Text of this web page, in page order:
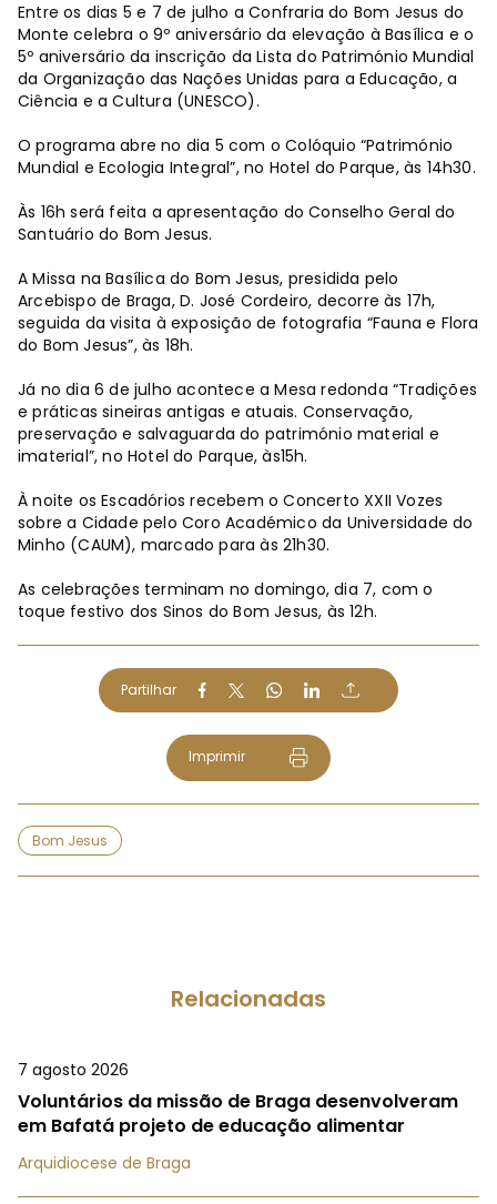
Entre os dias 5 e 7 de julho a Confraria do Bom Jesus do
Monte celebra o 9º aniversário da elevação à Basílica e o
5º aniversário da inscrição da Lista do Património Mundial
da Organização das Nações Unidas para a Educação, a
Ciência e a Cultura (UNESCO).
O programa abre no dia 5 com o Colóquio “Património
Mundial e Ecologia Integral”, no Hotel do Parque, às 14h30.
Às 16h será feita a apresentação do Conselho Geral do
Santuário do Bom Jesus.
A Missa na Basílica do Bom Jesus, presidida pelo
Arcebispo de Braga, D. José Cordeiro, decorre às 17h,
seguida da visita à exposição de fotografia “Fauna e Flora
do Bom Jesus”, às 18h.
Já no dia 6 de julho acontece a Mesa redonda “Tradições
e práticas sineiras antigas e atuais. Conservação,
preservação e salvaguarda do património material e
imaterial”, no Hotel do Parque, às15h.
À noite os Escadórios recebem o Concerto XXII Vozes
sobre a Cidade pelo Coro Académico da Universidade do
Minho (CAUM), marcado para às 21h30.
As celebrações terminam no domingo, dia 7, com o
toque festivo dos Sinos do Bom Jesus, às 12h.
Partilhar
Imprimir
Bom Jesus
Relacionadas
7 agosto 2026
Voluntários da missão de Braga desenvolveram
em Bafatá projeto de educação alimentar
Arquidiocese de Braga